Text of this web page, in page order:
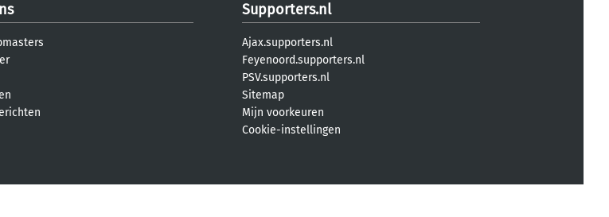
Supporters.nl
Ajax.supporters.nl
Feyenoord.supporters.nl
PSV.supporters.nl
Sitemap
Mijn voorkeuren
Cookie-instellingen